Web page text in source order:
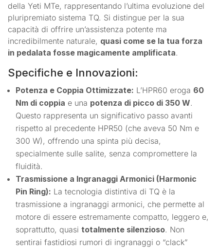
della Yeti MTe, rappresentando l’ultima evoluzione del
pluripremiato sistema TQ. Si distingue per la sua
capacità di offrire un’assistenza potente ma
incredibilmente naturale, quasi come se la tua forza
in pedalata fosse magicamente amplificata.
Specifiche e Innovazioni:
Potenza e Coppia Ottimizzate: L’HPR60 eroga 60
Nm di coppia e una potenza di picco di 350 W.
Questo rappresenta un significativo passo avanti
rispetto al precedente HPR50 (che aveva 50 Nm e
300 W), offrendo una spinta più decisa,
specialmente sulle salite, senza compromettere la
fluidità.
Trasmissione a Ingranaggi Armonici (Harmonic
Pin Ring): La tecnologia distintiva di TQ è la
trasmissione a ingranaggi armonici, che permette al
motore di essere estremamente compatto, leggero e,
soprattutto, quasitotalmente silenzioso. Non
sentirai fastidiosi rumori di ingranaggi o “clack”